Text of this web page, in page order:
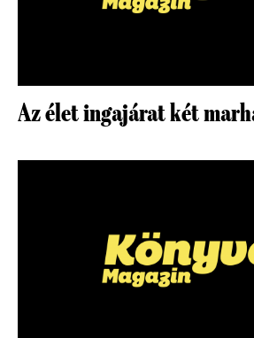
Az élet ingajárat két